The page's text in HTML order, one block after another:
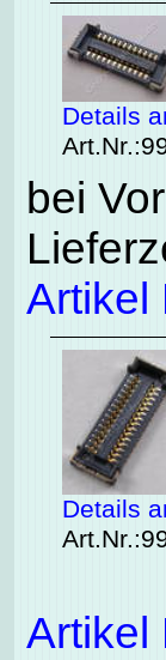
Details
bei
Artikel
Details
Artikel